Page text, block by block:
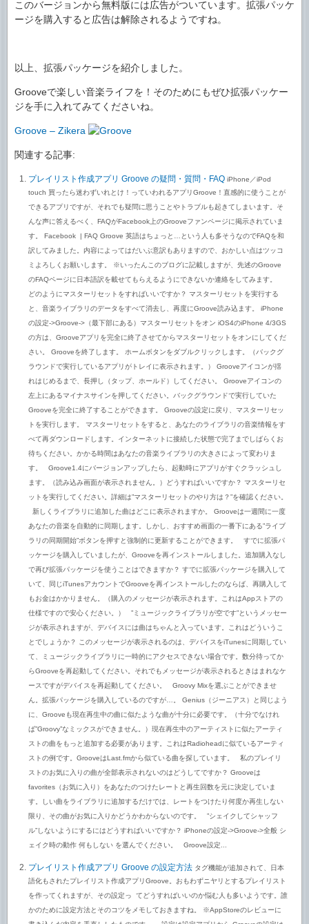
このバージョンから無料版には広告がついています。拡張パッケ
ージを購入すると広告は解除されるようですね。
以上、拡張パッケージを紹介しました。
Grooveで楽しい音楽ライフを！そのためにもぜひ拡張パッケー
ジを手に入れてみてくださいね。
Groove – Zikera
関連する記事:
プレイリスト作成アプリ Groove の疑問・質問・FAQ iPhone／iPod
touch 買ったら迷わずいれとけ！っていわれるアプリGroove！直感的に使うことが
できるアプリですが、それでも疑問に思うことやトラブルも起きてしまいます。そ
んな声に答えるべく、FAQがFacebook上のGrooveファンページに掲示されていま
す。 Facebook | FAQ Groove 英語はちょっと…という人も多そうなのでFAQを和
訳してみました。内容によってはだいぶ意訳もありますので、おかしい点はツッコ
ミよろしくお願いします。 ※いったんこのブログに記載しますが、先述のGroove
のFAQページに日本語訳を載せてもらえるようにできないか連絡をしてみます。
どのようにマスターリセットをすればいいですか？ マスターリセットを実行する
と、音楽ライブラリのデータをすべて消去し、再度にGroove読み込ます。 iPhone
の設定->Groove->（最下部にある）マスターリセットをオン iOS4のiPhone 4/3GS
の方は、Grooveアプリを完全に終了させてからマスターリセットをオンにしてくだ
さい。 Grooveを終了します。 ホームボタンをダブルクリックします。（バックグ
ラウンドで実行しているアプリがトレイに表示されます。） Grooveアイコンが揺
れはじめるまで、長押し（タップ、ホールド）してください。 Grooveアイコンの
左上にあるマイナスサインを押してください。バックグラウンドで実行していた
Grooveを完全に終了することができます。 Grooveの設定に戻り、マスターリセッ
トを実行します。 マスターリセットをすると、あなたのライブラリの音楽情報をす
べて再ダウンロードします。インターネットに接続した状態で完了までしばらくお
待ちください。かかる時間はあなたの音楽ライブラリの大きさによって変わりま
す。 Groove1.4にバージョンアップしたら、起動時にアプリがすぐクラッシュし
ます。（読み込み画面が表示されません。）どうすればいいですか？ マスターリセ
ットを実行してください。詳細は”マスターリセットのやり方は？”を確認ください。
新しくライブラリに追加した曲はどこに表示されますか。 Grooveは一週間に一度
あなたの音楽を自動的に同期します。しかし、おすすめ画面の一番下にある”ライブ
ラリの同期開始”ボタンを押すと強制的に更新することができます。 すでに拡張パ
ッケージを購入していましたが、Grooveを再インストールしました。追加購入なし
で再び拡張パッケージを使うことはできますか？ すでに拡張パッケージを購入して
いて、同じiTunesアカウントでGrooveを再インストールしたのならば、再購入して
もお金はかかりません。（購入のメッセージが表示されます。これはAppストアの
仕様ですので安心ください。） ”ミュージックライブラリが空です”というメッセー
ジが表示されますが、デバイスには曲はちゃんと入っています。これはどういうこ
とでしょうか？ このメッセージが表示されるのは、デバイスをiTunesに同期してい
て、ミュージックライブラリに一時的にアクセスできない場合です。数分待ってか
らGrooveを再起動してください。それでもメッセージが表示されるときはまれなケ
ースですがデバイスを再起動してください。 Groovy Mixを選ぶことができませ
ん。拡張パッケージを購入しているのですが…。 Genius（ジーニアス）と同じよう
に、Grooveも現在再生中の曲に似たような曲が十分に必要です。（十分でなけれ
ば”Groovy”なミックスができません。）現在再生中のアーティストに似たアーティ
ストの曲をもっと追加する必要があります。これはRadioheadに似ているアーティ
ストの例です。GrooveはLast.fmから似ている曲を探しています。 私のプレイリ
ストのお気に入りの曲が全部表示されないのはどうしてですか？ Grooveは
favorites（お気に入り）をあなたのつけたレートと再生回数を元に決定していま
す。しい曲をライブラリに追加するだけでは、レートをつけたり何度か再生しない
限り、その曲がお気に入りかどうかわからないのです。 ”シェイクしてシャッフ
ル”しないようにするにはどうすればいいですか？ iPhoneの設定->Groove->全般 シ
ェイク時の動作 何もしない を選んでください。 Groove設定...
プレイリスト作成アプリ Groove の設定方法 タグ機能が追加されて、日本
語化もされたプレイリスト作成アプリGroove。おもわずニヤリとするプレイリスト
を作ってくれますが、その設定っ てどうすればいいのか悩む人も多いようです。誰
かのために設定方法とそのコツをメモしておきますね。 ※AppStoreのレビューに